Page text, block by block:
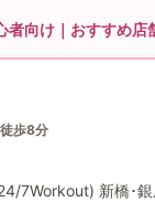
者向け｜おすすめ店
歩8分
7Workout) 新橋･銀